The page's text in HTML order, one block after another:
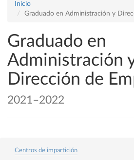
Inicio
Graduado en Administración y
Graduado en
Administración
Dirección de
2021–2022
Centros de impartición